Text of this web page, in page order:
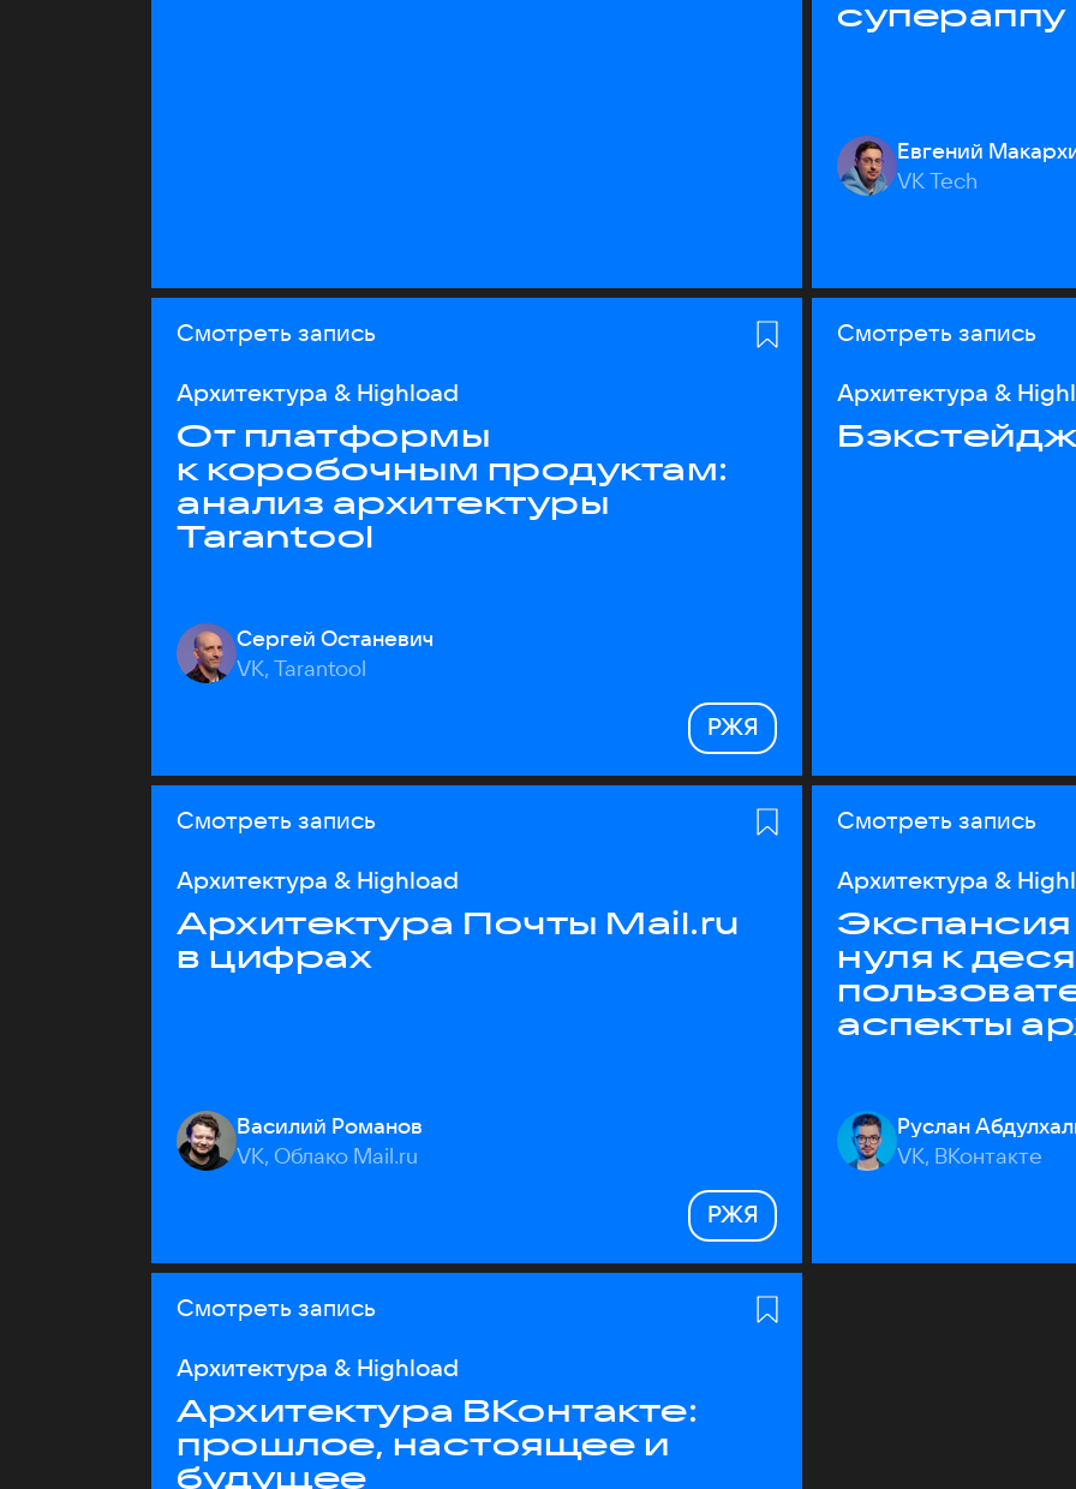
супераппу
Евгений
VK Tech
Смотреть запись
Архитектура & Highload
От платформы
к коробочным продуктам:
анализ архитектуры
Tarantool
Сергей Останевич
VK, Tarantool
РЖЯ
Смотреть запись
Архитектура &
Бэкстейдж
Смотреть запись
Архитектура & Highload
Архитектура Почты Mail.ru
в цифрах
Василий Романов
VK, Облако Mail.ru
РЖЯ
Смотреть запись
Архитектура &
нуля к
аспекты
Руслан
VK, ВКонтакте
Смотреть запись
Архитектура & Highload
Архитектура ВКонтакте:
прошлое, настоящее и
будущее